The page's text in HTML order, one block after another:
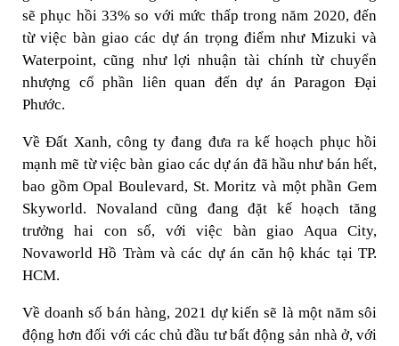
sẽ phục hồi 33% so với mức thấp trong năm 2020, đến
từ việc bàn giao các dự án trọng điểm như Mizuki và
Waterpoint, cũng như lợi nhuận tài chính từ chuyển
nhượng cổ phần liên quan đến dự án Paragon Đại
Phước.
Về Đất Xanh, công ty đang đưa ra kế hoạch phục hồi
mạnh mẽ từ việc bàn giao các dự án đã hầu như bán hết,
bao gồm Opal Boulevard, St. Moritz và một phần Gem
Skyworld. Novaland cũng đang đặt kế hoạch tăng
trưởng hai con số, với việc bàn giao Aqua City,
Novaworld Hồ Tràm và các dự án căn hộ khác tại TP.
HCM.
Về doanh số bán hàng, 2021 dự kiến ​​sẽ là một năm sôi
động hơn đối với các chủ đầu tư bất động sản nhà ở, với